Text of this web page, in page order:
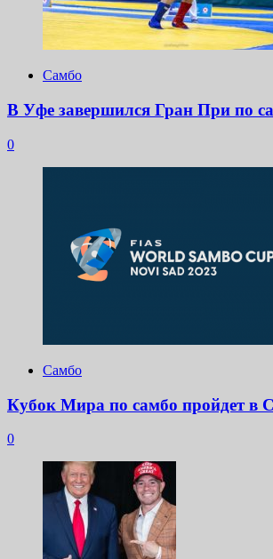
Самбо
В Уфе завершился Гран При по
0
Самбо
Кубок Мира по самбо пройдет в
0